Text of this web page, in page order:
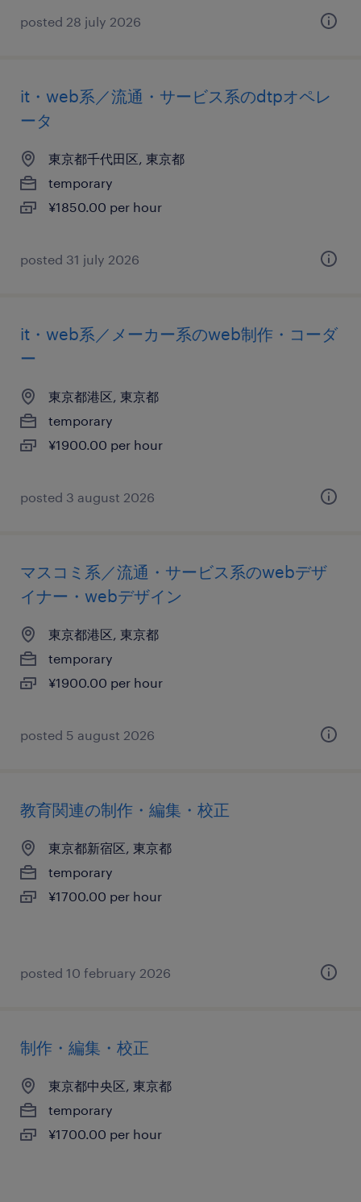
posted 28 july 2026
it・web系／流通・サービス系のdtpオペレ
ータ
東京都千代田区, 東京都
temporary
¥1850.00 per hour
posted 31 july 2026
it・web系／メーカー系のweb制作・コーダ
ー
東京都港区, 東京都
temporary
¥1900.00 per hour
posted 3 august 2026
マスコミ系／流通・サービス系のwebデザ
イナー・webデザイン
東京都港区, 東京都
temporary
¥1900.00 per hour
posted 5 august 2026
教育関連の制作・編集・校正
東京都新宿区, 東京都
temporary
¥1700.00 per hour
posted 10 february 2026
制作・編集・校正
東京都中央区, 東京都
temporary
¥1700.00 per hour